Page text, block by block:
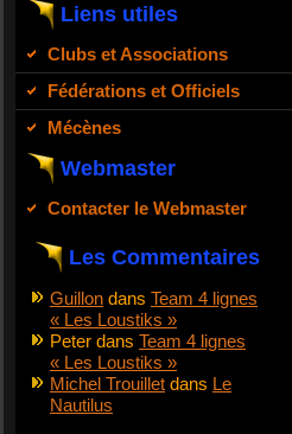
Liens utiles
Clubs et Associations
Fédérations et Officiels
Mécènes
Webmaster
Contacter le Webmaster
Les Commentaires
Guillon dans Team 4 lignes
« Les Loustiks »
Peter dans Team 4 lignes
« Les Loustiks »
Michel Trouillet dans Le
Nautilus